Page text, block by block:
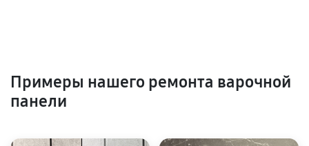
Примеры нашего ремонта варочной
панели